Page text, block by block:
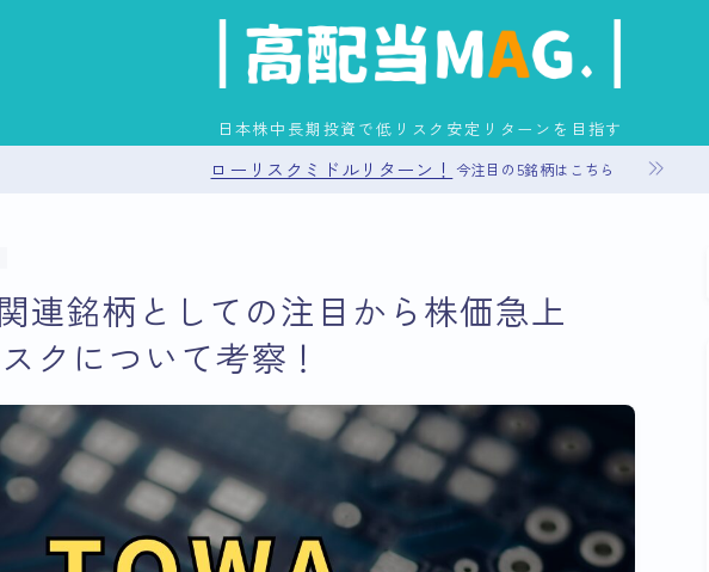
日本株中長期投資で低リスク安定リターンを目指す
プライバシーポリシー
運営者情報
サイトマップ
ローリスクミドルリターン！ 今注目の5銘柄はこちら
関連銘柄としての注目から株価急上
クについて考察！